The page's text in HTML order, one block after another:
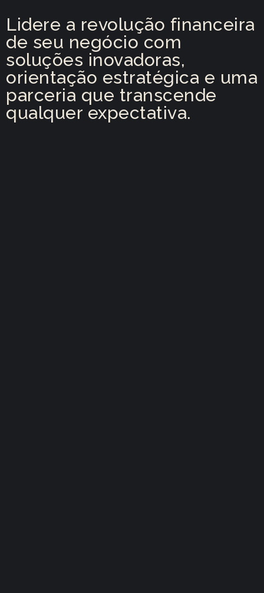
Lidere a revolução financeira
de seu negócio com
soluções inovadoras,
orientação estratégica e uma
parceria que transcende
qualquer expectativa.